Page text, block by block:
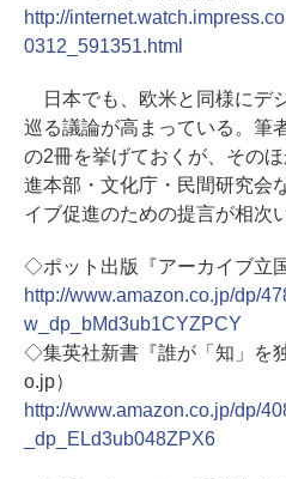
http://
0312_591351.html
日本でも、欧米と同様にデ
巡る議論が高まっている。筆
の2冊を挙げておくが、その
進本部・文化庁・民間研究会
イブ促進のための提言が相次
◇ポット出版『アーカイブ立
http://www.amazon.co.jp/dp/
w_dp_bMd3ub1CYZPCY
◇集英社新書『誰が「知」を
o.jp）
http://www.amazon.co.jp/dp/
_dp_ELd3ub048ZPX6